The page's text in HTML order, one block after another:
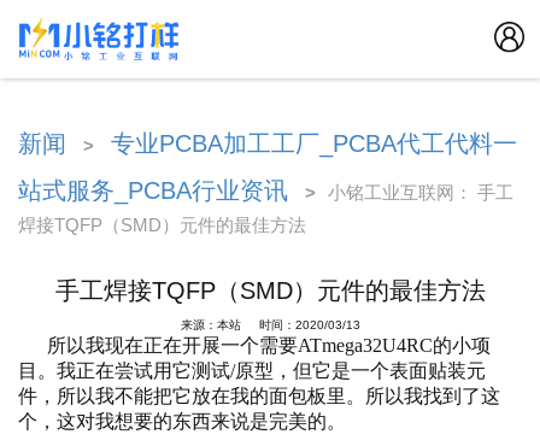
新闻 >
专业PCBA加工工厂_PCBA代工代料一
站式服务_PCBA行业资讯
>
小铭工业互联网： 手工
焊接TQFP（SMD）元件的最佳方法
手工焊接TQFP（SMD）元件的最佳方法
来源：本站 时间：2020/03/13
所以我现在正在开展一个需要ATmega32U4RC的小项
目。我正在尝试用它测试/原型，但它是一个表面贴装元
件，所以我不能把它放在我的面包板里。所以我找到了这
个，这对我想要的东西来说是完美的。